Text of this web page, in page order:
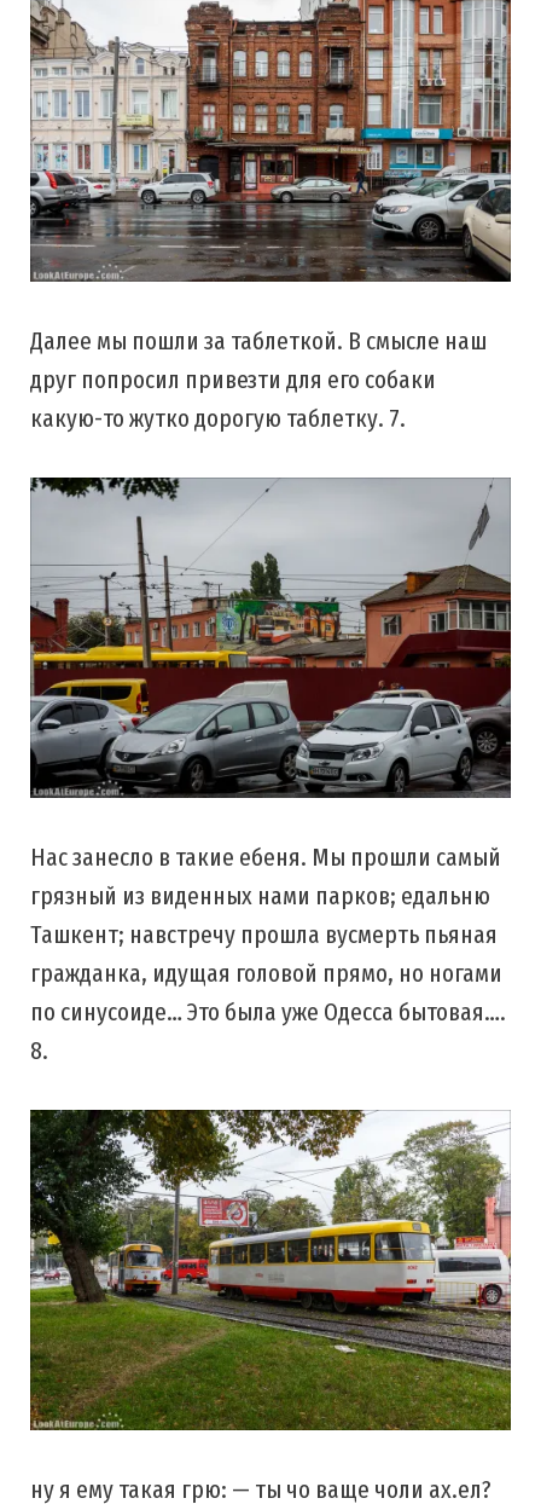
Далее мы пошли за таблеткой. В смысле наш
друг попросил привезти для его собаки
какую-то жутко дорогую таблетку. 7.
Нас занесло в такие ебеня. Мы прошли самый
грязный из виденных нами парков; едальню
Ташкент; навстречу прошла вусмерть пьяная
гражданка, идущая головой прямо, но ногами
по синусоиде… Это была уже Одесса бытовая….
8.
ну я ему такая грю: — ты чо ваще чоли ах.ел?